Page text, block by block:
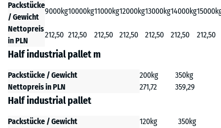
Packstücke
/ Gewicht
9000kg10000kg11000kg12000kg13000kg14000kg
Nettopreis
in PLN
212,50 212,50 212,50 212,50 212,50 212,50 212,50
Half industrial pallet m
Packstücke / Gewicht 200kg
350kg
Nettopreis in PLN
271,72 359,29
Half industrial pallet
Packstücke / Gewicht 120kg
350kg